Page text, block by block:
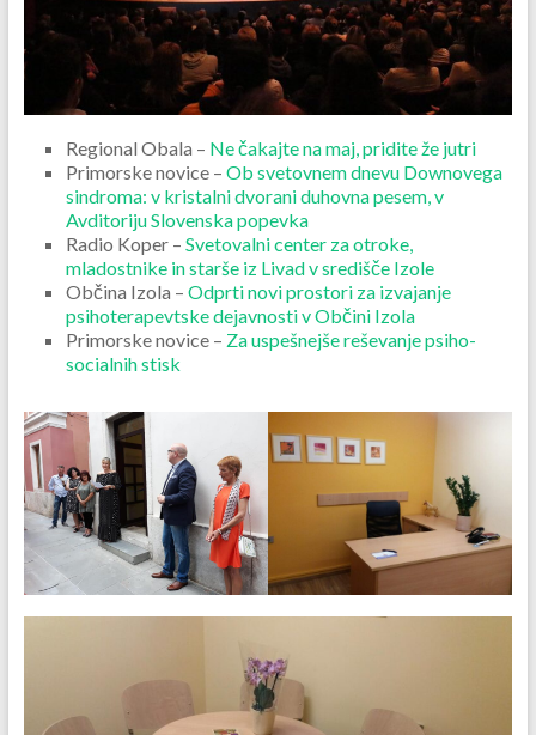
Regional Obala – Ne čakajte na maj, pridite že jutri
Primorske novice – Ob svetovnem dnevu Downovega
sindroma: v kristalni dvorani duhovna pesem, v
Avditoriju Slovenska popevka
Radio Koper – Svetovalni center za otroke,
mladostnike in starše iz Livad v središče Izole
Občina Izola – Odprti novi prostori za izvajanje
psihoterapevtske dejavnosti v Občini Izola
Primorske novice – Za uspešnejše reševanje psiho-
socialnih stisk